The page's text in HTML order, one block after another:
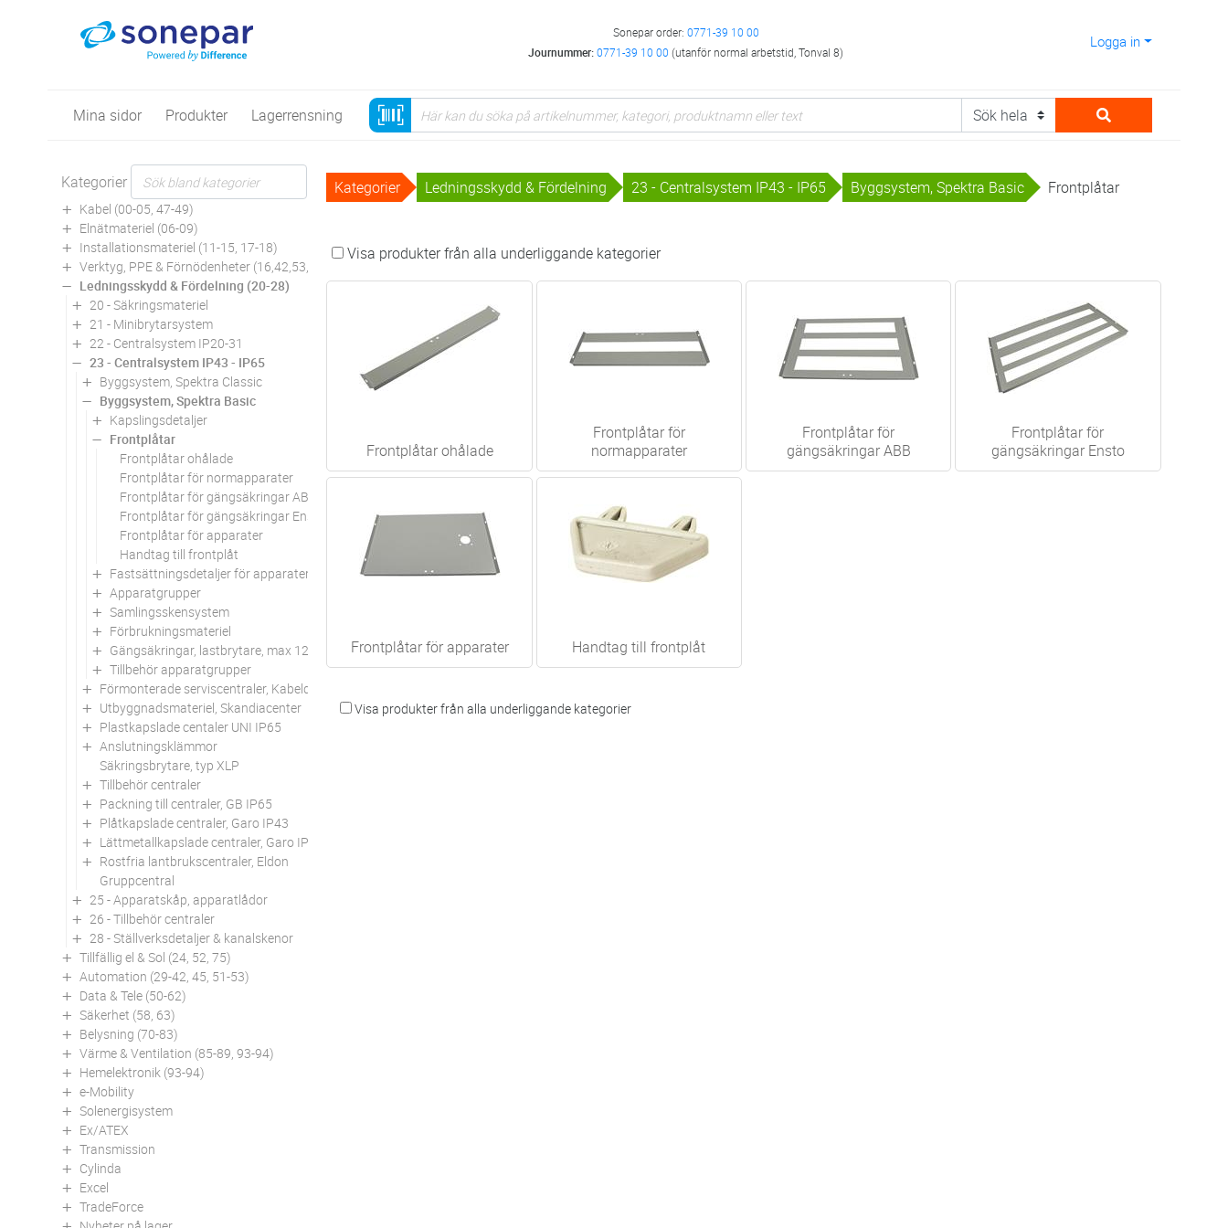
Sonepar order: 0771-39 10 00
Journummer:0771-39 10 00 (utanför normal arbetstid, Tonval 8)
Logga in
Mina sidor Produkter Lagerrensning
Kategorier
Kabel (00-05, 47-49)
Elnätmateriel (06-09)
Installationsmateriel (11-15, 17-18)
Verktyg, PPE & Förnödenheter (16,42,53,94)
Ledningsskydd & Fördelning (20-28)
20 - Säkringsmateriel
21 - Minibrytarsystem
22 - Centralsystem IP20-31
23 - Centralsystem IP43 - IP65
Byggsystem, Spektra Classic
Byggsystem, Spektra Basic
Kapslingsdetaljer
Frontplåtar
Frontplåtar ohålade
Frontplåtar för normapparater
Frontplåtar för gängsäkringar ABB
Frontplåtar för gängsäkringar Ensto
Frontplåtar för apparater
Handtag till frontplåt
Fastsättningsdetaljer för apparater
Apparatgrupper
Samlingsskensystem
Förbrukningsmateriel
Gängsäkringar, lastbrytare, max 125 A, Spektra Basic
Tillbehör apparatgrupper
Förmonterade serviscentraler, Kabeldon
Utbyggnadsmateriel, Skandiacenter
Plastkapslade centaler UNI IP65
Anslutningsklämmor
Säkringsbrytare, typ XLP
Tillbehör centraler
Packning till centraler, GB IP65
Plåtkapslade centraler, Garo IP43
Lättmetallkapslade centraler, Garo IP65
Rostfria lantbrukscentraler, Eldon
Gruppcentral
25 - Apparatskåp, apparatlådor
26 - Tillbehör centraler
28 - Ställverksdetaljer & kanalskenor
Tillfällig el & Sol (24, 52, 75)
Automation (29-42, 45, 51-53)
Data & Tele (50-62)
Säkerhet (58, 63)
Belysning (70-83)
Värme & Ventilation (85-89, 93-94)
Hemelektronik (93-94)
e-Mobility
Solenergisystem
Ex/ATEX
Transmission
Cylinda
Excel
TradeForce
Kategorier Ledningsskydd & Fördelning 23 - Centralsystem IP43 - IP65 Byggsystem, Spektra Basic Frontplåtar
Visa produkter från alla underliggande kategorier
Frontplåtar ohålade
Frontplåtar för
normapparater
Frontplåtar för
gängsäkringar ABB
Frontplåtar för
gängsäkringar Ensto
Frontplåtar för apparater Handtag till frontplåt
Visa produkter från alla underliggande kategorier